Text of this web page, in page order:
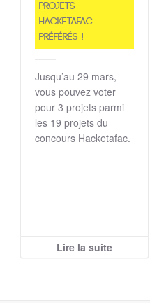
projets
Hacketafac
préférés !
Jusqu’au 29 mars,
vous pouvez voter
pour 3 projets parmi
les 19 projets du
concours Hacketafac.
Lire la suite